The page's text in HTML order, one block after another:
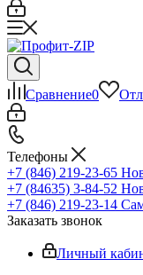
Сравнение0
Телефоны
+7 (846) 219-23-65
+7 (84635) 3-84-52
+7 (846) 219-23-14
Заказать звонок
Личный